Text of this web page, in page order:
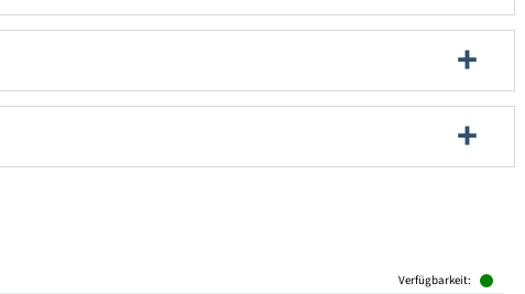
Verfügbarkeit: